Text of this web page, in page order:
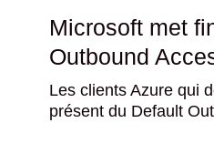
Microsoft met
Outbound
Les clients Azure qui
présent du Default